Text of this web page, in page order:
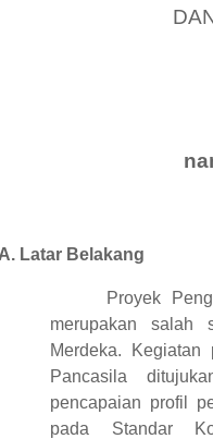
Latar Belakang
Proyek
merupakan salah
Merdeka.
Pancasila
pencapaian profil
pada Standar